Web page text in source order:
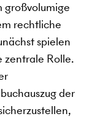
großvolumige
rechtliche
spielen
zentrale Rolle.
der